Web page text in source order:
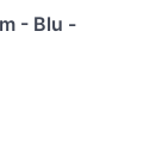
- Blu -